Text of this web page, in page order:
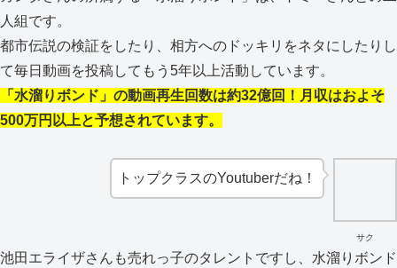
人組です。
都市伝説の検証をしたり、相方へのドッキリをネタにしたりし
て毎日動画を投稿してもう5年以上活動しています。
「水溜りボンド」の動画再生回数は約32億回！月収はおよそ
500万円以上と予想されています。
サク
トップクラスのYoutuberだね！
池田エライザさんも売れっ子のタレントですし、水溜りボンド